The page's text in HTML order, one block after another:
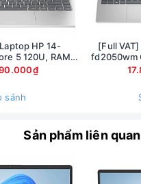
tạo cho chiếc laptop
HP Probook 640
Probook 640 cho chất
HP 14-
5 120U, RAM
14 inch FHD,
11
sánh
[Full
fd2050wm
Ram 8GB
Sản phẩm liên quan